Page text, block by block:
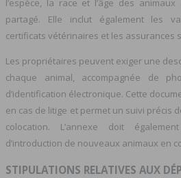
partagé. Elle inclut également les
certificats vétérinaires et les assurances
Les propriétaires peuvent exiger une
chaque animal, accompagnée de
d’identification électronique. Cette
en cas de litige et permet un suivi précis
colocation. L’annexe doit
d’introduction de nouveaux animaux en
STIPULATIONS RELATIVES AUX